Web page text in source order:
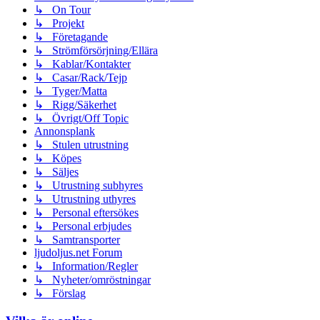
↳ On Tour
↳ Projekt
↳ Företagande
↳ Strömförsörjning/Ellära
↳ Kablar/Kontakter
↳ Casar/Rack/Tejp
↳ Tyger/Matta
↳ Rigg/Säkerhet
↳ Övrigt/Off Topic
Annonsplank
↳ Stulen utrustning
↳ Köpes
↳ Säljes
↳ Utrustning subhyres
↳ Utrustning uthyres
↳ Personal eftersökes
↳ Personal erbjudes
↳ Samtransporter
ljudoljus.net Forum
↳ Information/Regler
↳ Nyheter/omröstningar
↳ Förslag